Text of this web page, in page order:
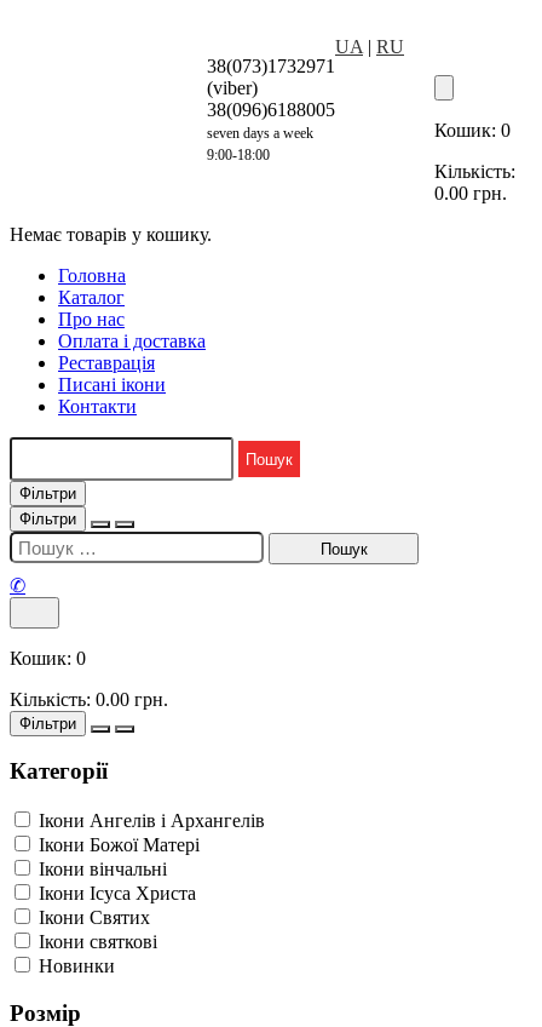
38(073)1732971
(viber)
38(096)6188005
seven days a week
9:00-18:00
UA | RU
Кошик: 0
Кількість:
0.00 грн.
Немає товарів у кошику.
Головна
Каталог
Про нас
Оплата і доставка
Реставрація
Писані ікони
Контакти
Фільтри
Фільтри
✆
Кошик: 0
Кількість: 0.00 грн.
Фільтри
Категорії
Ікони Ангелів і Архангелів
Ікони Божої Матері
Ікони вінчальні
Ікони Ісуса Христа
Ікони Святих
Ікони святкові
Новинки
Розмір